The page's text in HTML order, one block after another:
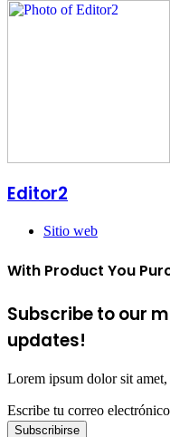
Editor2
Sitio web
With Product You
Subscribe to our
updates!
Lorem ipsum dolor sit amet,
Escribe tu correo electrónico